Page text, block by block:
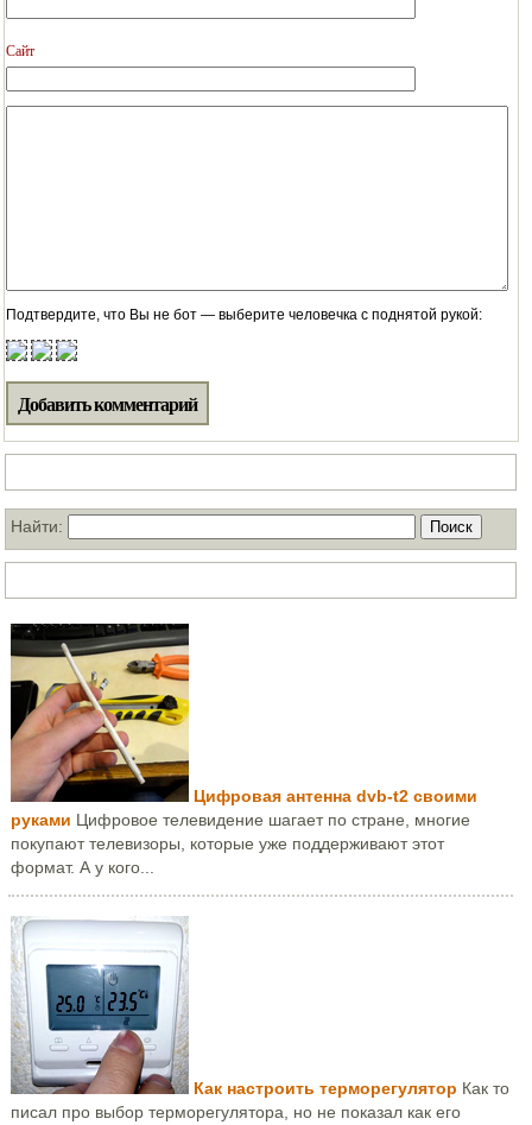
Сайт
Подтвердите, что Вы не бот — выберите человечка с поднятой рукой:
Найти:
Цифровая антенна dvb-t2 своими
руками Цифровое телевидение шагает по стране, многие
покупают телевизоры, которые уже поддерживают этот
формат. А у кого...
Как настроить терморегулятор Как то
писал про выбор терморегулятора, но не показал как его